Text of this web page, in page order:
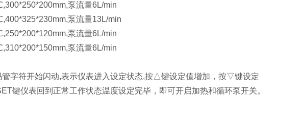
泵流量6L/min
泵流量13L/min
泵流量6L/min
泵流量6L/min
字符开始闪动,表示仪表进入设定状态,按△键设定值增加，按▽键设定
仪表回到正常工作状态温度设定完毕，即可开启加热和循环泵开关。